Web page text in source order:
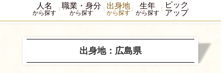
人名
から探す
職業・身分
から探す
出身地
から探す
生年
から探す
ピック
アップ
出身地：広島県